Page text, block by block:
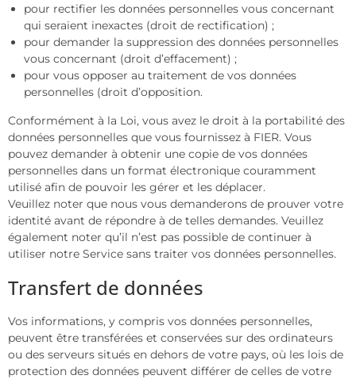
pour rectifier les données personnelles vous concernant
qui seraient inexactes (droit de rectification) ;
pour demander la suppression des données personnelles
vous concernant (droit d’effacement) ;
pour vous opposer au traitement de vos données
personnelles (droit d’opposition.
Conformément à la Loi, vous avez le droit à la portabilité des
données personnelles que vous fournissez à FIER. Vous
pouvez demander à obtenir une copie de vos données
personnelles dans un format électronique couramment
utilisé afin de pouvoir les gérer et les déplacer.
Veuillez noter que nous vous demanderons de prouver votre
identité avant de répondre à de telles demandes. Veuillez
également noter qu’il n’est pas possible de continuer à
utiliser notre Service sans traiter vos données personnelles.
Transfert de données
Vos informations, y compris vos données personnelles,
peuvent être transférées et conservées sur des ordinateurs
ou des serveurs situés en dehors de votre pays, où les lois de
protection des données peuvent différer de celles de votre